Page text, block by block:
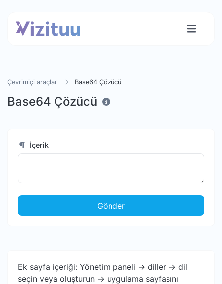
Çevrimiçi araçlar Base64 Çözücü
Base64 Çözücü
İçerik
Gönder
Ek sayfa içeriği: Yönetim paneli -> diller -> dil
seçin veya oluşturun -> uygulama sayfasını